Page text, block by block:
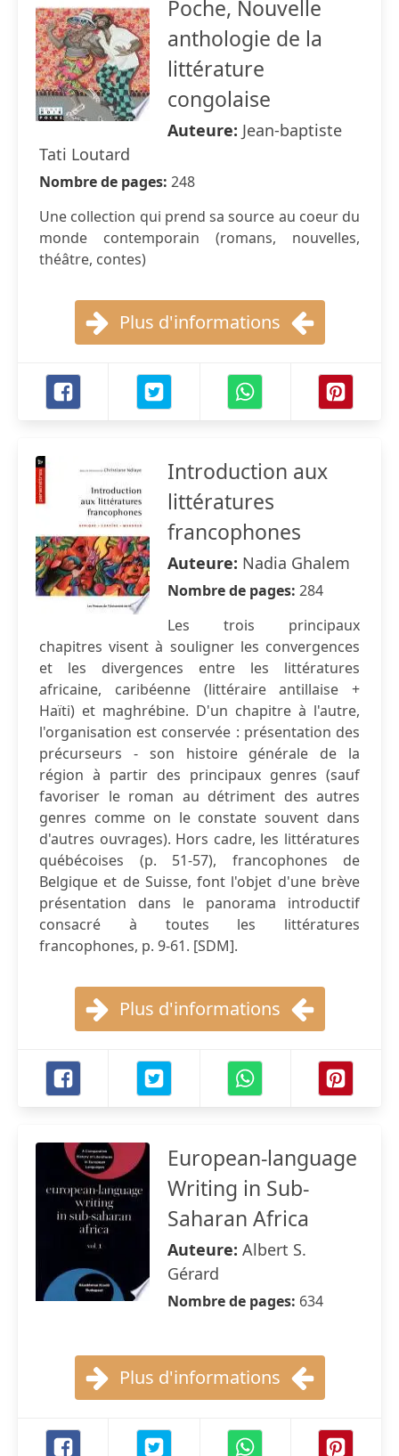
Poche, Nouvelle
anthologie de la
littérature
congolaise
Auteure: Jean-baptiste
Tati Loutard
Nombre de pages: 248
Une collection qui prend sa source au coeur du
monde contemporain (romans, nouvelles,
théâtre, contes)
Plus d'informations
Introduction aux
littératures
francophones
Auteure: Nadia Ghalem
Nombre de pages: 284
Les trois principaux
chapitres visent à souligner les convergences
et les divergences entre les littératures
africaine, caribéenne (littéraire antillaise +
Haïti) et maghrébine. D'un chapitre à l'autre,
l'organisation est conservée : présentation des
précurseurs - son histoire générale de la
région à partir des principaux genres (sauf
favoriser le roman au détriment des autres
genres comme on le constate souvent dans
d'autres ouvrages). Hors cadre, les littératures
québécoises (p. 51-57), francophones de
Belgique et de Suisse, font l'objet d'une brève
présentation dans le panorama introductif
consacré à toutes les littératures
francophones, p. 9-61. [SDM].
Plus d'informations
European-language
Writing in Sub-
Saharan Africa
Auteure: Albert S.
Gérard
Nombre de pages: 634
Plus d'informations